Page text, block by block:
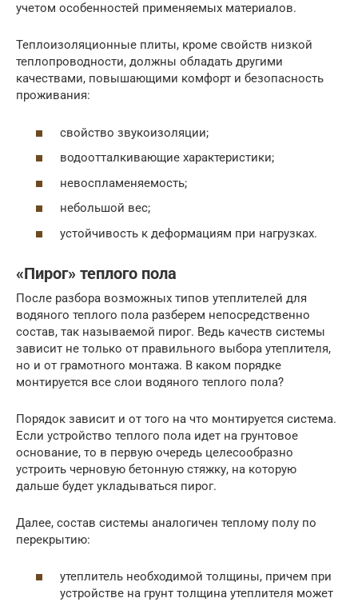
учетом особенностей применяемых материалов.
Теплоизоляционные плиты, кроме свойств низкой
теплопроводности, должны обладать другими
качествами, повышающими комфорт и безопасность
проживания:
свойство звукоизоляции;
водоотталкивающие характеристики;
невоспламеняемость;
небольшой вес;
устойчивость к деформациям при нагрузках.
«Пирог» теплого пола
После разбора возможных типов утеплителей для
водяного теплого пола разберем непосредственно
состав, так называемой пирог. Ведь качеств системы
зависит не только от правильного выбора утеплителя,
но и от грамотного монтажа. В каком порядке
монтируется все слои водяного теплого пола?
Порядок зависит и от того на что монтируется система.
Если устройство теплого пола идет на грунтовое
основание, то в первую очередь целесообразно
устроить черновую бетонную стяжку, на которую
дальше будет укладываться пирог.
Далее, состав системы аналогичен теплому полу по
перекрытию:
утеплитель необходимой толщины, причем при
устройстве на грунт толщина утеплителя может